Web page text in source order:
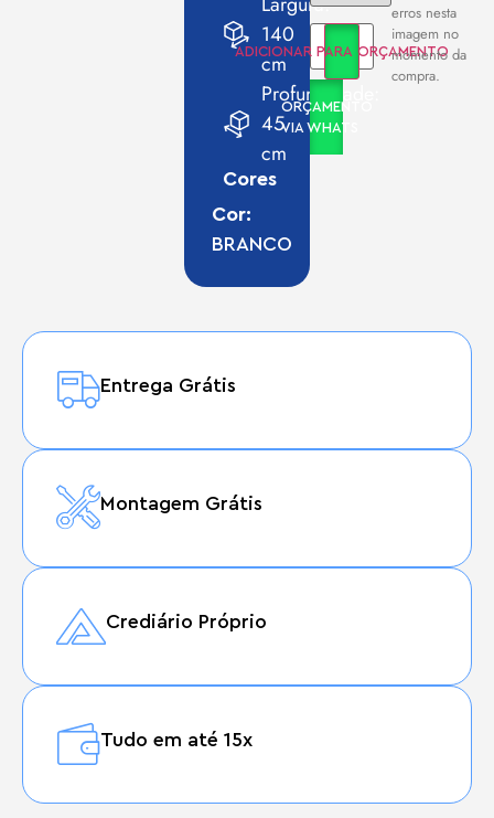
140
cm
Profundidade:
45
cm
Cores
Cor:
BRANCO
ADICIONAR PARA ORÇAMENTO
ORÇAMENTO
VIA WHATS
erros nesta
imagem no
momento da
compra.
Entrega Grátis
Montagem Grátis
Crediário Próprio
Tudo em até 15x